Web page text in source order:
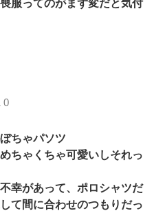
服ってのがまず変だと気付
0
ちゃパソツ
ちゃくちゃ可愛いしそれっ
幸があって、ポロシャツだ
て間に合わせのつもりだっ